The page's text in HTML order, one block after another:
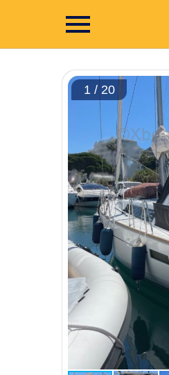
1 / 20